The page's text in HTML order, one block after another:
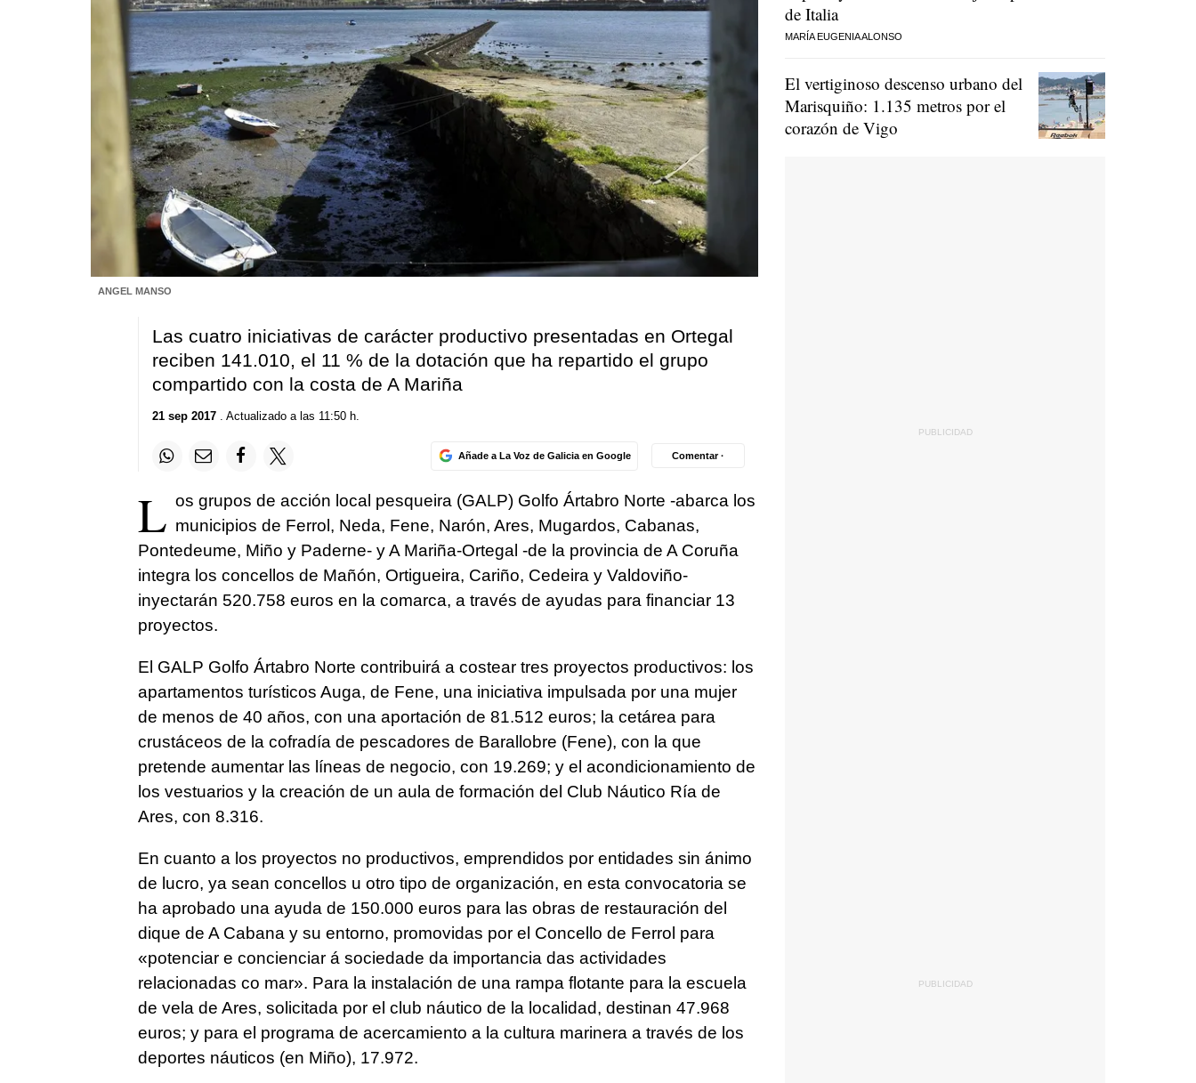
ANGEL MANSO
Las cuatro iniciativas de carácter productivo presentadas en Ortegal
reciben 141.010, el 11 % de la dotación que ha repartido el grupo
compartido con la costa de A Mariña
21 sep 2017. Actualizado a las 11:50 h.
Añade a La Voz de Galicia en Google Comentar ·
L os grupos de acción local pesqueira (GALP) Golfo Ártabro Norte -abarca los
municipios de Ferrol, Neda, Fene, Narón, Ares, Mugardos, Cabanas,
Pontedeume, Miño y Paderne- y A Mariña-Ortegal -de la provincia de A Coruña
integra los concellos de Mañón, Ortigueira, Cariño, Cedeira y Valdoviño-
inyectarán 520.758 euros en la comarca, a través de ayudas para financiar 13
proyectos.
El GALP Golfo Ártabro Norte contribuirá a costear tres proyectos productivos: los
apartamentos turísticos Auga, de Fene, una iniciativa impulsada por una mujer
de menos de 40 años, con una aportación de 81.512 euros; la cetárea para
crustáceos de la cofradía de pescadores de Barallobre (Fene), con la que
pretende aumentar las líneas de negocio, con 19.269; y el acondicionamiento de
los vestuarios y la creación de un aula de formación del Club Náutico Ría de
Ares, con 8.316.
En cuanto a los proyectos no productivos, emprendidos por entidades sin ánimo
de lucro, ya sean concellos u otro tipo de organización, en esta convocatoria se
ha aprobado una ayuda de 150.000 euros para las obras de restauración del
dique de A Cabana y su entorno, promovidas por el Concello de Ferrol para
«potenciar e concienciar á sociedade da importancia das actividades
relacionadas co mar». Para la instalación de una rampa flotante para la escuela
de vela de Ares, solicitada por el club náutico de la localidad, destinan 47.968
euros; y para el programa de acercamiento a la cultura marinera a través de los
deportes náuticos (en Miño), 17.972.
de Italia
MARÍA EUGENIA ALONSO
El vertiginoso descenso urbano del
Marisquiño: 1.135 metros por el
corazón de Vigo